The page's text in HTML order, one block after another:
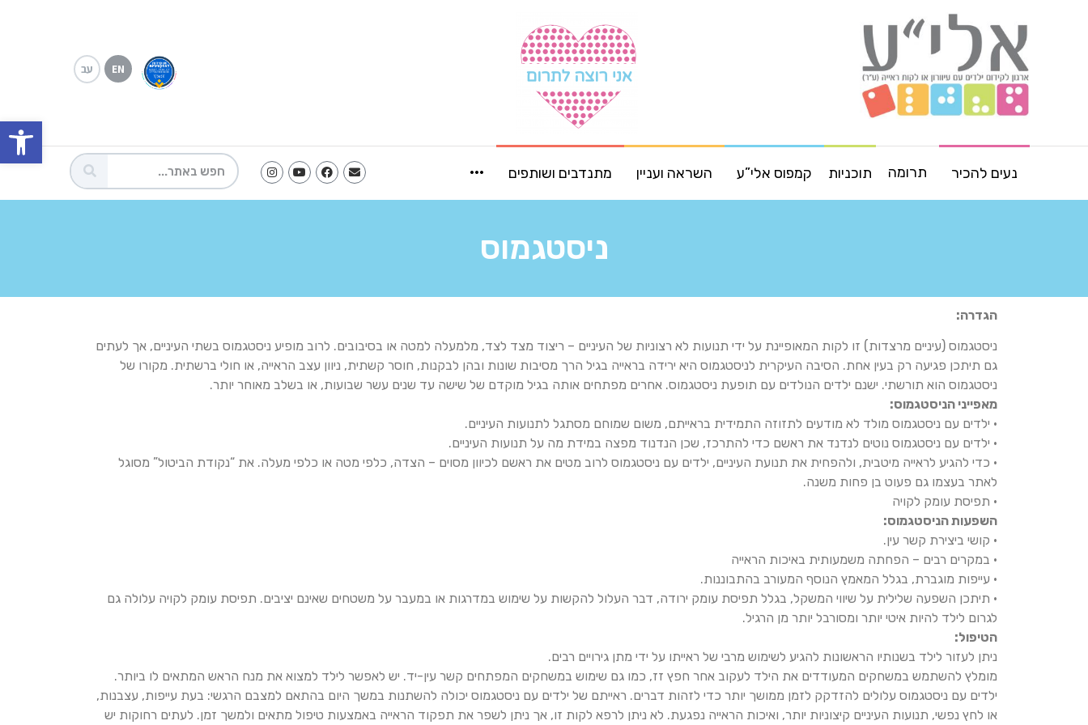
EN עב
נעים להכיר תרומה תוכניות קמפוס אלי”ע השראה ועניין מתנדבים ושותפים ···
ניסטגמוס
הגדרה:
ניסטגמוס (עיניים מרצדות) זו לקות המאופיינת על ידי תנועות לא רצוניות של העיניים – ריצוד מצד לצד, מלמעלה למטה או בסיבובים. לרוב מופיע ניסטגמוס בשתי העיניים, אך לעתים
גם תיתכן פגיעה רק בעין אחת. הסיבה העיקרית לניסטגמוס היא ירידה בראייה בגיל הרך מסיבות שונות ובהן לבקנות, חוסר קשתית, ניוון עצב הראייה, או חולי ברשתית. מקורו של
ניסטגמוס הוא תורשתי. ישנם ילדים הנולדים עם תופעת ניסטגמוס. אחרים מפתחים אותה בגיל מוקדם של שישה עד שנים עשר שבועות, או בשלב מאוחר יותר.
מאפייני הניסטגמוס:
• ילדים עם ניסטגמוס מולד לא מודעים לתזוזה התמידית בראייתם, משום שמוחם מסתגל לתנועות העיניים.
• ילדים עם ניסטגמוס נוטים לנדנד את ראשם כדי להתרכז, שכן הנדנוד מפצה במידת מה על תנועות העיניים.
• כדי להגיע לראייה מיטבית, ולהפחית את תנועת העיניים, ילדים עם ניסטגמוס לרוב מטים את ראשם לכיוון מסוים – הצדה, כלפי מטה או כלפי מעלה. את “נקודת הביטול” מסוגל
לאתר בעצמו גם פעוט בן פחות משנה.
• תפיסת עומק לקויה
השפעות הניסטגמוס:
• קושי ביצירת קשר עין.
• במקרים רבים – הפחתה משמעותית באיכות הראייה
• עייפות מוגברת, בגלל המאמץ הנוסף המעורב בהתבוננות.
• תיתכן השפעה שלילית על שיווי המשקל, בגלל תפיסת עומק ירודה, דבר העלול להקשות על שימוש במדרגות או במעבר על משטחים שאינם יציבים. תפיסת עומק לקויה עלולה גם
לגרום לילד להיות איטי יותר ומסורבל יותר מן הרגיל.
הטיפול:
ניתן לעזור לילד בשנותיו הראשונות להגיע לשימוש מרבי של ראייתו על ידי מתן גירויים רבים.
מומלץ להשתמש במשחקים המעודדים את הילד לעקוב אחר חפץ זז, כמו גם שימוש במשחקים המפתחים קשר עין-יד. יש לאפשר לילד למצוא את מנח הראש המתאים לו ביותר.
ילדים עם ניסטגמוס עלולים להזדקק לזמן ממושך יותר כדי לזהות דברים. ראייתם של ילדים עם ניסטגמוס יכולה להשתנות במשך היום בהתאם למצבם הרגשי: בעת עייפות, עצבנות,
או לחץ נפשי, תנועות העיניים קיצוניות יותר, ואיכות הראייה נפגעת. לא ניתן לרפא לקות זו, אך ניתן לשפר את תפקוד הראייה באמצעות טיפול מתאים ולמשך זמן. לעתים רחוקות יש